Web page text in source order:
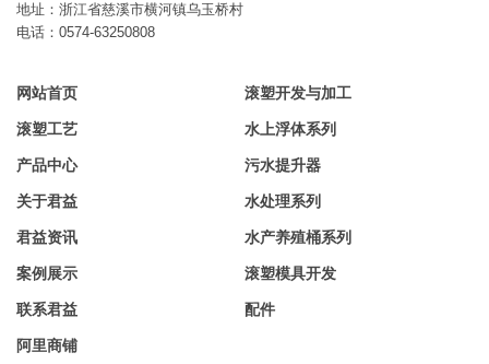
地址：浙江省慈溪市横河镇乌玉桥村
电话：0574-63250808
网站首页
滚塑工艺
产品中心
关于君益
君益资讯
案例展示
联系君益
阿里商铺
滚塑开发与加工
水上浮体系列
污水提升器
水处理系列
水产养殖桶系列
滚塑模具开发
配件